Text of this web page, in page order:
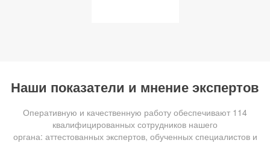
Наши показатели и мнение экспертов
Оперативную и качественную работу обеспечивают 114
квалифицированных сотрудников нашего
органа: аттестованных экспертов, обученных специалистов и